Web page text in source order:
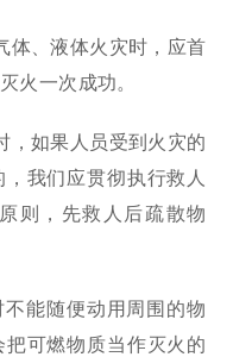
体、液体火灾时，应首
火一次成功。
，如果人员受到火灾的
我们应贯彻执行救人
则，先救人后疏散物
能随便动用周围的物
可燃物质当作灭火的